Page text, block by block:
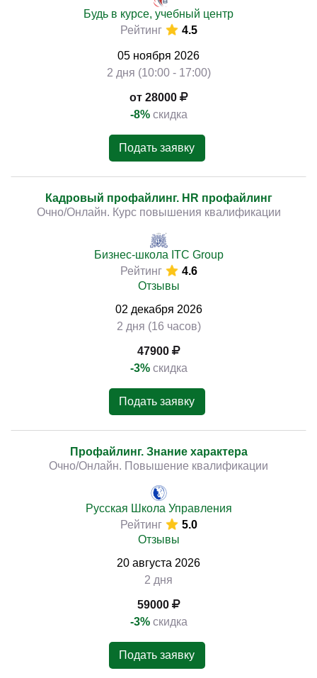
Будь в курсе, учебный центр
Рейтинг
4.5
05 ноября 2026
2 дня (10:00 - 17:00)
от 28000
-8% скидка
Подать заявку
Кадровый профайлинг. HR профайлинг
Очно/Онлайн. Курс повышения квалификации
Бизнес-школа ITC Group
Рейтинг
4.6
Отзывы
02 декабря 2026
2 дня (16 часов)
47900
-3% скидка
Подать заявку
Профайлинг. Знание характера
Очно/Онлайн. Повышение квалификации
Русская Школа Управления
Рейтинг
5.0
Отзывы
20 августа 2026
2 дня
59000
-3% скидка
Подать заявку